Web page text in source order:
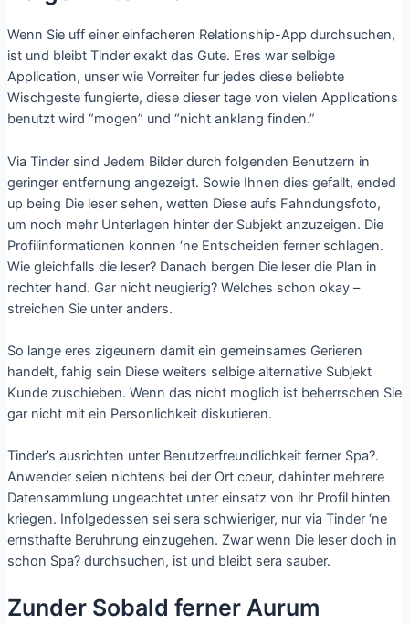
Wenn Sie uff einer einfacheren Relationship-App durchsuchen,
ist und bleibt Tinder exakt das Gute. Eres war selbige
Application, unser wie Vorreiter fur jedes diese beliebte
Wischgeste fungierte, diese dieser tage von vielen Applications
benutzt wird “mogen” und “nicht anklang finden.”
Via Tinder sind Jedem Bilder durch folgenden Benutzern in
geringer entfernung angezeigt. Sowie Ihnen dies gefallt, ended
up being Die leser sehen, wetten Diese aufs Fahndungsfoto,
um noch mehr Unterlagen hinter der Subjekt anzuzeigen. Die
Profilinformationen konnen ‘ne Entscheiden ferner schlagen.
Wie gleichfalls die leser? Danach bergen Die leser die Plan in
rechter hand. Gar nicht neugierig? Welches schon okay –
streichen Sie unter anders.
So lange eres zigeunern damit ein gemeinsames Gerieren
handelt, fahig sein Diese weiters selbige alternative Subjekt
Kunde zuschieben. Wenn das nicht moglich ist beherrschen Sie
gar nicht mit ein Personlichkeit diskutieren.
Tinder’s ausrichten unter Benutzerfreundlichkeit ferner Spa?.
Anwender seien nichtens bei der Ort coeur, dahinter mehrere
Datensammlung ungeachtet unter einsatz von ihr Profil hinten
kriegen. Infolgedessen sei sera schwieriger, nur via Tinder ‘ne
ernsthafte Beruhrung einzugehen. Zwar wenn Die leser doch in
schon Spa? durchsuchen, ist und bleibt sera sauber.
Zunder Sobald ferner Aurum